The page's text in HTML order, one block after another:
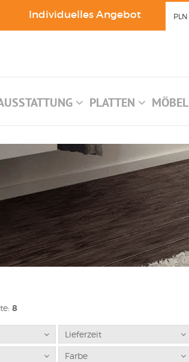
Individuelles Angebot PLN
PLATTEN MÖBEL
8
Lieferzeit
Farbe